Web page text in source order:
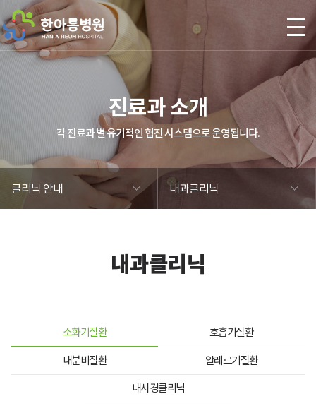
본문 바로가기
진료과 소개
각 진료과 별 유기적인 협진 시스템으로 운영됩니다.
클리닉 안내 내과클리닉
내과클리닉
소화기질환 호흡기질환
내분비질환 알레르기질환
내시경클리닉